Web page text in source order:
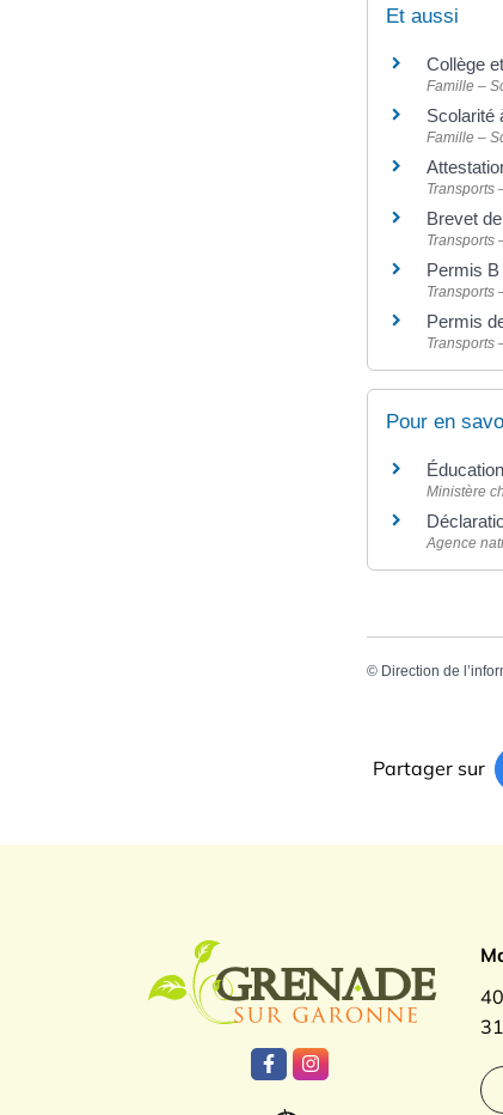
Et aussi
Collège
Famille –
Scolarité
Famille –
Transports
Brevet
Transports
Permis
Transports
Permis
Transports
Pour en
Ministère
Agence
© Direction de
Partager sur
Logo
Lien vers le compte
Lien vers le compte